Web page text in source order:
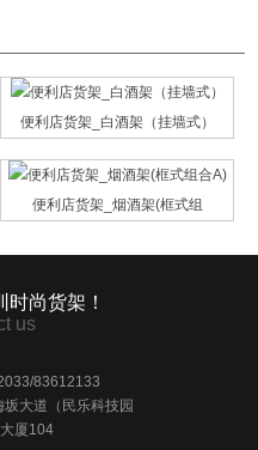
便利店货架_白酒架（挂墙式）
便利店货架_烟酒架(框式组
尚货架！
us
83612133
大道（民乐科技园
厦104